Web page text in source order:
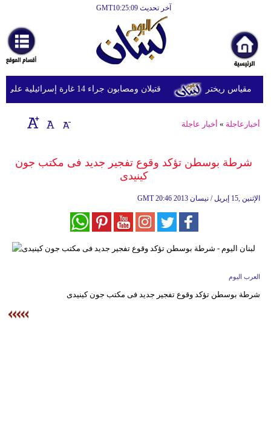
آخر تحديث GMT10:25:09
أخبارعاجلة
رياضة
ثقافة
إقتصاد
وموسيقى
قتيلان ومصابون جراء 14 غارة إسرائيلية على شرق وجنوب لبنان
أخبارعاجلة » أخبار عاجلة
شرطة بوسطن تؤكد وقوع تفجير جديد فى مكتب جون
كينيدى
GMT 20:46 2013 الإثنين ,15 إبريل / نيسان
العرب اليوم
شرطة بوسطن تؤكد وقوع تفجير جديد فى مكتب جون كينيدى